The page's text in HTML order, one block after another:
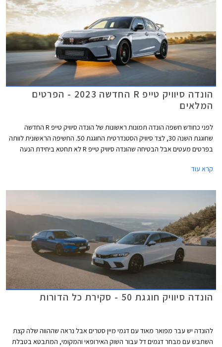
שהיא לא תצליח לשנות את התמונה באופן מהותי.
הונדה סיוויק טייפ R החדשה 2023 - הפרטים
המלאים
לפני כחודש חשפה הונדה תמונות ראשונות של הונדה סיוויק טייפ R החדשה
שחוגגת השנה 30, לצד סיוויק הסטנדרטית החוגגת 50. החשיפה הראשונית לוותה
בפרטים מעטים אבל הבטיחה שהונדה סיוויק טייפ R לא תחטא ביחידת הנעה
קרא עוד
הונדה סיוויק חוגגת 50 - סקירת כל הדורות
להונדה יש עבר מפואר מאוד עם דגמי מיין סטרים אבל נראה שההווה שלה קצת
השתבש עם מבחר דגמים דל עבור השוק האירופאי והמקומי, המתבטא בטבלת